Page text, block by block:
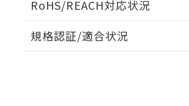
RoHS/REACH対応状況
EU RoHS 注意事項・凡例
規格認証/適合状況